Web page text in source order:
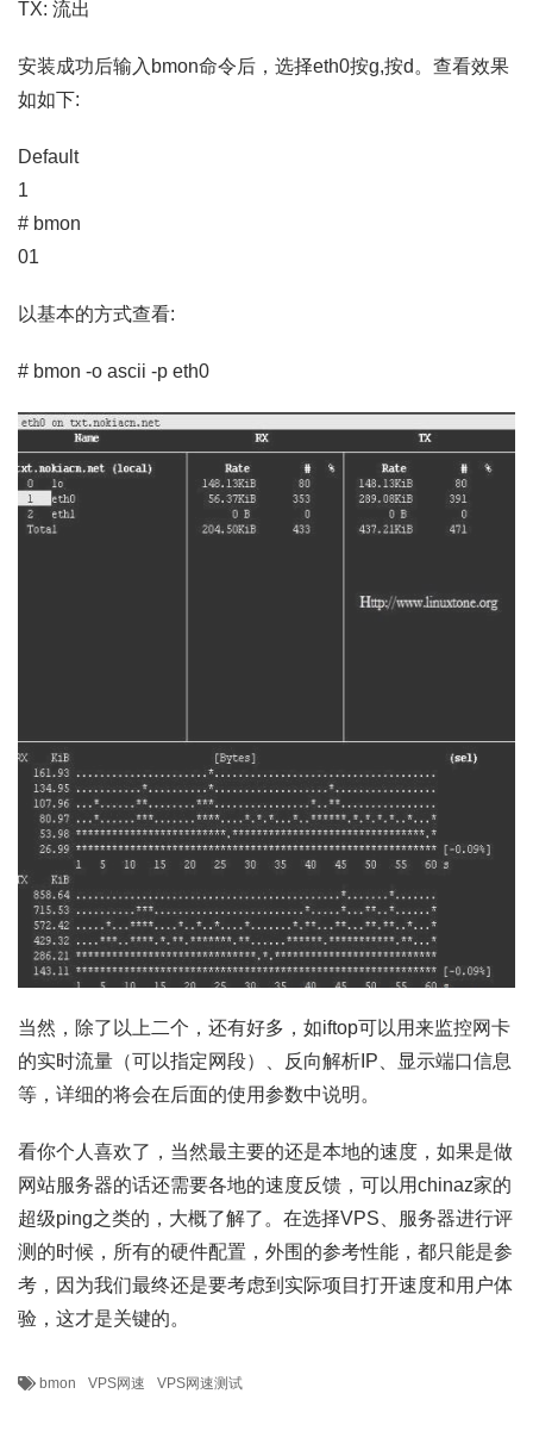
TX: 流出
安装成功后输入bmon命令后，选择eth0按g,按d。查看效果
如如下:
Default
1
# bmon
01
以基本的方式查看:
# bmon -o ascii -p eth0
当然，除了以上二个，还有好多，如iftop可以用来监控网卡
的实时流量（可以指定网段）、反向解析IP、显示端口信息
等，详细的将会在后面的使用参数中说明。
看你个人喜欢了，当然最主要的还是本地的速度，如果是做
网站服务器的话还需要各地的速度反馈，可以用chinaz家的
超级ping之类的，大概了解了。在选择VPS、服务器进行评
测的时候，所有的硬件配置，外围的参考性能，都只能是参
考，因为我们最终还是要考虑到实际项目打开速度和用户体
验，这才是关键的。
bmon VPS网速 VPS网速测试